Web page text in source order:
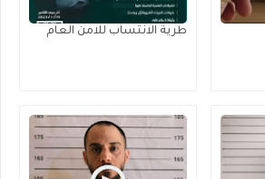
طرية الانتساب للامن العام